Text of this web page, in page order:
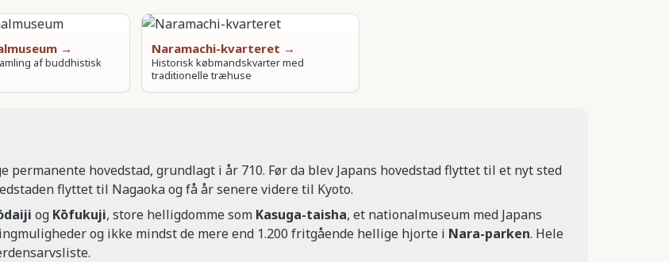
→
af buddhistisk
Naramachi-kvarteret →
Historisk købmandskvarter med
traditionelle træhuse
permanente hovedstad, grundlagt i år 710. Før da blev Japans hovedstad flyttet til et nyt sted
flyttet til Nagaoka og få år senere videre til Kyoto.
og Kōfukuji, store helligdomme som Kasuga-taisha, et nationalmuseum med Japans
og ikke mindst de mere end 1.200 fritgående hellige hjorte i Nara-parken. Hele